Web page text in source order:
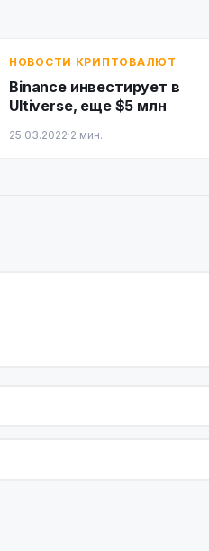
НОВОСТИ КРИПТОВАЛЮТ
Binance инвестирует в
Ultiverse, еще $5 млн
25.03.2022·2 мин.